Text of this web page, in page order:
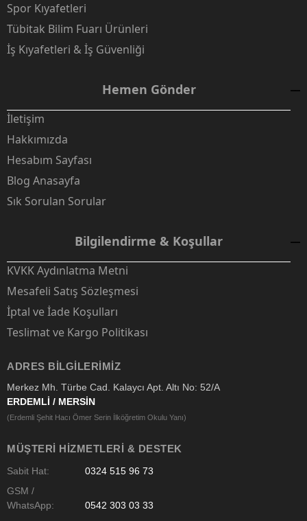
Spor Kıyafetleri
Tübitak Bilim Fuarı Ürünleri
İş Kıyafetleri & İş Güvenliği
Hemen Gönder
İletişim
Hakkımızda
Hesabım Sayfası
Blog Anasayfa
Sık Sorulan Sorular
Bilgilendirme & Koşullar
KVKK Aydınlatma Metni
Mesafeli Satış Sözleşmesi
İptal ve İade Koşulları
Teslimat ve Kargo Politikası
ADRES BILGILERIMIZ
Merkez Mh. Türbe Cad. Kalaycı Apt. Altı No: 52/A
ERDEMLİ / MERSİN
(Erdemli Şehit Hacı Ömer Serin İlköğretim Okulu Yanı)
MÜŞTERI HIZMETLERI & DESTEK
Sabit Hat:
0324 515 96 73
GSM /
WhatsApp:
0542 303 03 33